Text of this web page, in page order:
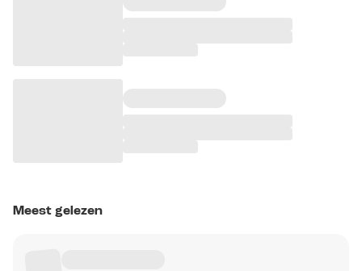
Meest gelezen